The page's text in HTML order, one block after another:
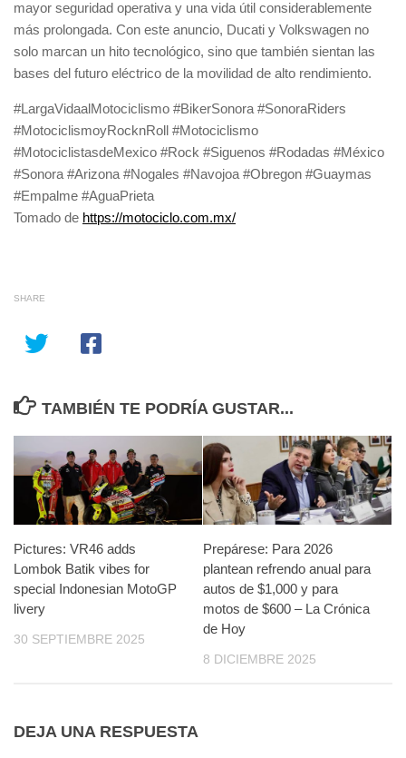
mayor seguridad operativa y una vida útil considerablemente
más prolongada. Con este anuncio, Ducati y Volkswagen no
solo marcan un hito tecnológico, sino que también sientan las
bases del futuro eléctrico de la movilidad de alto rendimiento.
#LargaVidaalMotociclismo #BikerSonora #SonoraRiders
#MotociclismoyRocknRoll #Motociclismo
#MotociclistasdeMexico #Rock #Siguenos #Rodadas #México
#Sonora #Arizona #Nogales #Navojoa #Obregon #Guaymas
#Empalme #AguaPrieta
Tomado de https://motociclo.com.mx/
SHARE
TAMBIÉN TE PODRÍA GUSTAR...
Pictures: VR46 adds
Lombok Batik vibes for
special Indonesian MotoGP
livery
30 SEPTIEMBRE 2025
Prepárese: Para 2026
plantean refrendo anual para
autos de $1,000 y para
motos de $600 – La Crónica
de Hoy
8 DICIEMBRE 2025
DEJA UNA RESPUESTA